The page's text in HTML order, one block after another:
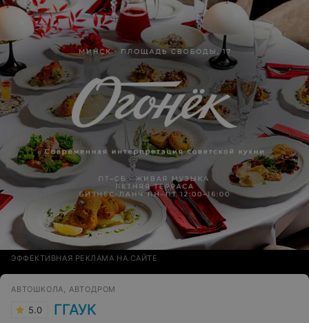
ЭФФЕКТИВНАЯ РЕКЛАМА НА САЙТЕ
АВТОШКОЛА, АВТОДРОМ
5.0 ГГАУК